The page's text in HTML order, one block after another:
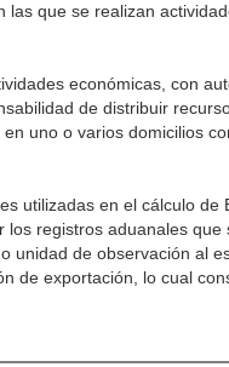
que se realizan
económicas, con
de distribuir
uno o varios domicilios
utilizadas en el cálculo de
registros aduanales que
unidad de observación al
de exportación, lo cual